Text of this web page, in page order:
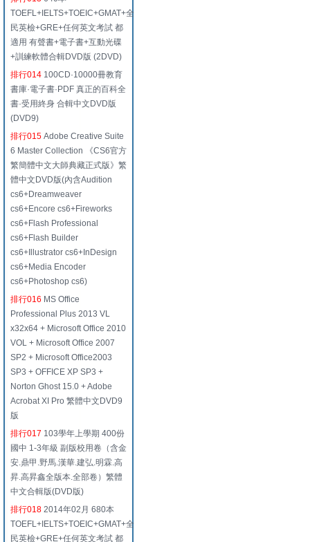
TOEFL+IELTS+TOEIC+GMAT+全
民英檢+GRE+任何英文考試 都
適用 有聲書+電子書+互動光碟
+訓練軟體合輯DVD版 (2DVD)
排行014 100CD·10000冊教育
書庫·電子書·PDF 真正的百科全
書·受用終身 合輯中文DVD版
(DVD9)
排行015 Adobe Creative Suite
6 Master Collection 《CS6官方
繁簡體中文大師典藏正式版》繁
體中文DVD版(內含Audition
cs6+Dreamweaver
cs6+Encore cs6+Fireworks
cs6+Flash Professional
cs6+Flash Builder
cs6+Illustrator cs6+InDesign
cs6+Media Encoder
cs6+Photoshop cs6)
排行016 MS Office
Professional Plus 2013 VL
x32x64 + Microsoft Office 2010
VOL + Microsoft Office 2007
SP2 + Microsoft Office2003
SP3 + OFFICE XP SP3 +
Norton Ghost 15.0 + Adobe
Acrobat XI Pro 繁體中文DVD9
版
排行017 103學年上學期 400份
國中 1-3年級 副版校用卷（含金
安.鼎甲.野馬.漢華.建弘.明霖.高
昇.高昇鑫全版本.全部卷）繁體
中文合輯版(DVD版)
排行018 2014年02月 680本
TOEFL+IELTS+TOEIC+GMAT+全
民英檢+GRE+任何英文考試 都